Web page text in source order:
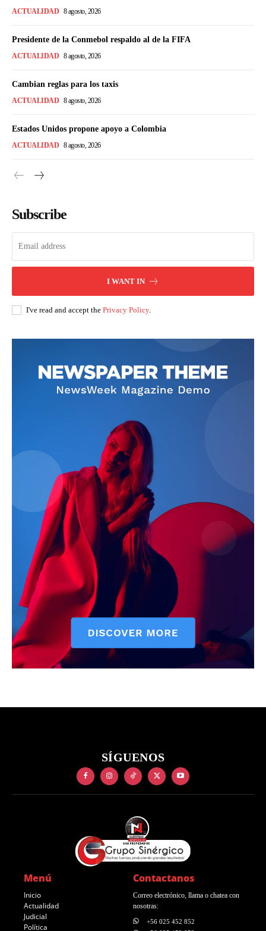
ACTUALIDAD 8 agosto, 2026
Presidente de la Conmebol respaldo al de la FIFA
ACTUALIDAD 8 agosto, 2026
Cambian reglas para los taxis
ACTUALIDAD 8 agosto, 2026
Estados Unidos propone apoyo a Colombia
ACTUALIDAD 8 agosto, 2026
Subscribe
I WANT IN
I've read and accept the Privacy Policy.
SÍGUENOS
Menú
Inicio
Actualidad
Judicial
Política
Contactanos
Correo electrónico, llama o chatea con
nosotras:
+56 025 452 852